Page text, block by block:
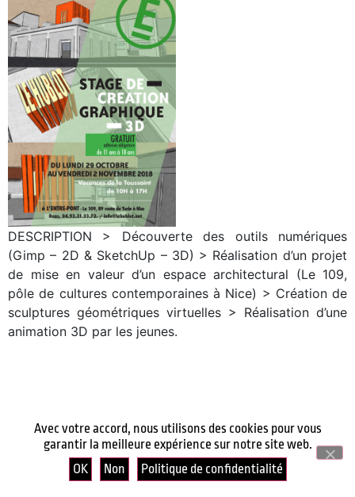
DESCRIPTION > Découverte des outils numériques
(Gimp – 2D & SketchUp – 3D) > Réalisation d’un projet
de mise en valeur d’un espace architectural (Le 109,
pôle de cultures contemporaines à Nice) > Création de
sculptures géométriques virtuelles > Réalisation d’une
animation 3D par les jeunes.
Avec votre accord, nous utilisons des cookies pour vous
garantir la meilleure expérience sur notre site web.
OK
Non Politique de confidentialité